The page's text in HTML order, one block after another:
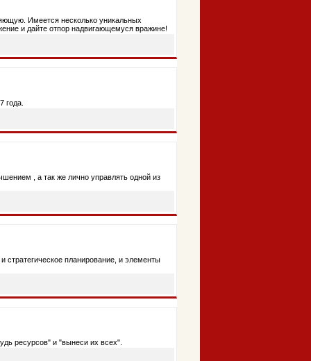
Имеется несколько уникальных
и дайте отпор надвигающемуся вражине!
года.
, а так же лично управлять одной из
стратегическое планирование, и элементы
ресурсов" и "вынеси их всех".